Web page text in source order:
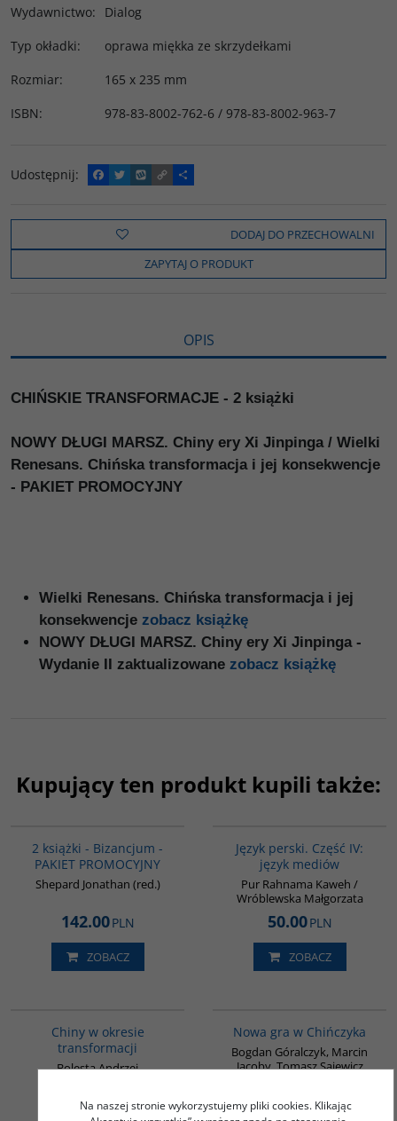
Wydawnictwo:
Dialog
Typ okładki:
oprawa miękka ze skrzydełkami
Rozmiar:
165 x 235 mm
ISBN: 978-83-8002-762-6 / 978-83-8002-963-7
Udostępnij:
F
a
e
o
k
T
w
t
t
e
W
y
o
C
o
y
i
n
k
P
o
z
e
l
s
DODAJ DO PRZECHOWALNI
ZAPYTAJ O PRODUKT
OPIS
CHIŃSKIE TRANSFORMACJE - 2 książki
NOWY DŁUGI MARSZ. Chiny ery Xi Jinpinga / Wielki
Renesans. Chińska transformacja i jej konsekwencje
- PAKIET PROMOCYJNY
Wielki Renesans. Chińska transformacja i jej
konsekwencje zobacz książkę
NOWY DŁUGI MARSZ. Chiny ery Xi Jinpinga -
Wydanie II zaktualizowane zobacz książkę
Kupujący ten produkt kupili także:
2 książki - Bizancjum -
PAKIET PROMOCYJNY
Shepard Jonathan (red.)
142.00PLN
ZOBACZ
Język perski. Część IV:
język mediów
Pur Rahnama Kaweh /
Wróblewska Małgorzata
50.00PLN
ZOBACZ
Chiny w okresie
transformacji
Bolesta Andrzej
Nowa gra w Chińczyka
Bogdan Góralczyk, Marcin
Jacoby, Tomasz Sajewicz
Na naszej stronie wykorzystujemy pliki cookies. Klikając